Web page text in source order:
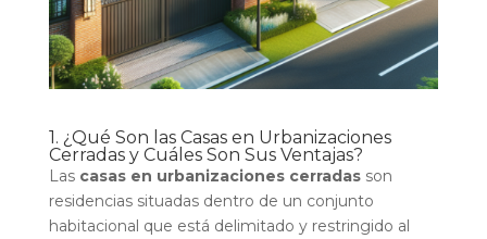
1. ¿Qué Son las Casas en Urbanizaciones
Cerradas y Cuáles Son Sus Ventajas?
Las casas en urbanizaciones cerradasson
residencias situadas dentro de un conjunto
habitacional que está delimitado y restringido al